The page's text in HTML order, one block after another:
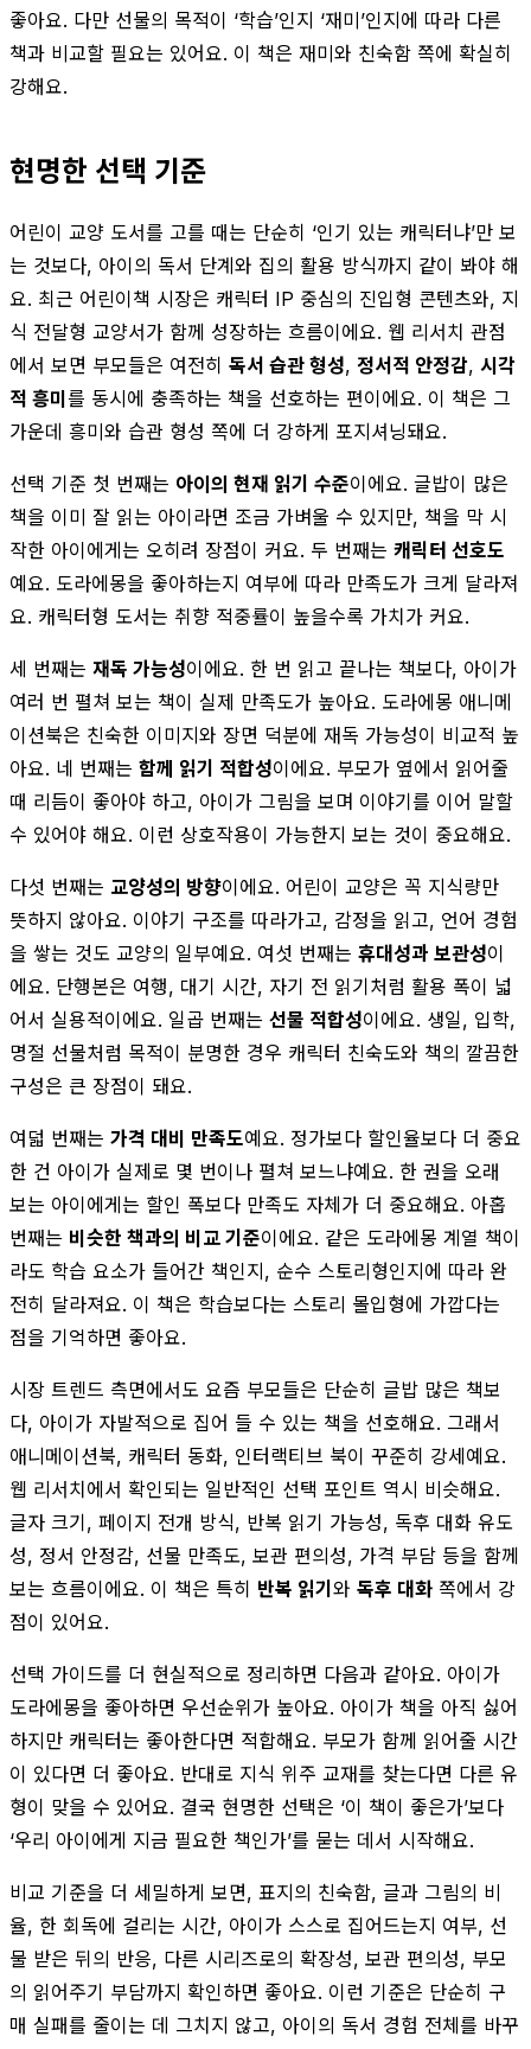
좋아요. 다만 선물의 목적이 ‘학습’인지 ‘재미’인지에 따라 다른
책과 비교할 필요는 있어요. 이 책은 재미와 친숙함 쪽에 확실히
강해요.
현명한 선택 기준
어린이 교양 도서를 고를 때는 단순히 ‘인기 있는 캐릭터냐’만 보
는 것보다, 아이의 독서 단계와 집의 활용 방식까지 같이 봐야 해
요. 최근 어린이책 시장은 캐릭터 IP 중심의 진입형 콘텐츠와, 지
식 전달형 교양서가 함께 성장하는 흐름이에요. 웹 리서치 관점
에서 보면 부모들은 여전히 독서 습관 형성, 정서적 안정감, 시각
적 흥미를 동시에 충족하는 책을 선호하는 편이에요. 이 책은 그
가운데 흥미와 습관 형성 쪽에 더 강하게 포지셔닝돼요.
선택 기준 첫 번째는 아이의 현재 읽기 수준이에요. 글밥이 많은
책을 이미 잘 읽는 아이라면 조금 가벼울 수 있지만, 책을 막 시
작한 아이에게는 오히려 장점이 커요. 두 번째는 캐릭터 선호도
예요. 도라에몽을 좋아하는지 여부에 따라 만족도가 크게 달라져
요. 캐릭터형 도서는 취향 적중률이 높을수록 가치가 커요.
세 번째는 재독 가능성이에요. 한 번 읽고 끝나는 책보다, 아이가
여러 번 펼쳐 보는 책이 실제 만족도가 높아요. 도라에몽 애니메
이션북은 친숙한 이미지와 장면 덕분에 재독 가능성이 비교적 높
아요. 네 번째는 함께 읽기 적합성이에요. 부모가 옆에서 읽어줄
때 리듬이 좋아야 하고, 아이가 그림을 보며 이야기를 이어 말할
수 있어야 해요. 이런 상호작용이 가능한지 보는 것이 중요해요.
다섯 번째는 교양성의 방향이에요. 어린이 교양은 꼭 지식량만
뜻하지 않아요. 이야기 구조를 따라가고, 감정을 읽고, 언어 경험
을 쌓는 것도 교양의 일부예요. 여섯 번째는 휴대성과 보관성이
에요. 단행본은 여행, 대기 시간, 자기 전 읽기처럼 활용 폭이 넓
어서 실용적이에요. 일곱 번째는 선물 적합성이에요. 생일, 입학,
명절 선물처럼 목적이 분명한 경우 캐릭터 친숙도와 책의 깔끔한
구성은 큰 장점이 돼요.
여덟 번째는 가격 대비 만족도예요. 정가보다 할인율보다 더 중요
한 건 아이가 실제로 몇 번이나 펼쳐 보느냐예요. 한 권을 오래
보는 아이에게는 할인 폭보다 만족도 자체가 더 중요해요. 아홉
번째는 비슷한 책과의 비교 기준이에요. 같은 도라에몽 계열 책이
라도 학습 요소가 들어간 책인지, 순수 스토리형인지에 따라 완
전히 달라져요. 이 책은 학습보다는 스토리 몰입형에 가깝다는
점을 기억하면 좋아요.
시장 트렌드 측면에서도 요즘 부모들은 단순히 글밥 많은 책보
다, 아이가 자발적으로 집어 들 수 있는 책을 선호해요. 그래서
애니메이션북, 캐릭터 동화, 인터랙티브 북이 꾸준히 강세예요.
웹 리서치에서 확인되는 일반적인 선택 포인트 역시 비슷해요.
글자 크기, 페이지 전개 방식, 반복 읽기 가능성, 독후 대화 유도
성, 정서 안정감, 선물 만족도, 보관 편의성, 가격 부담 등을 함께
보는 흐름이에요. 이 책은 특히 반복 읽기와 독후 대화 쪽에서 강
점이 있어요.
선택 가이드를 더 현실적으로 정리하면 다음과 같아요. 아이가
도라에몽을 좋아하면 우선순위가 높아요. 아이가 책을 아직 싫어
하지만 캐릭터는 좋아한다면 적합해요. 부모가 함께 읽어줄 시간
이 있다면 더 좋아요. 반대로 지식 위주 교재를 찾는다면 다른 유
형이 맞을 수 있어요. 결국 현명한 선택은 ‘이 책이 좋은가’보다
‘우리 아이에게 지금 필요한 책인가’를 묻는 데서 시작해요.
비교 기준을 더 세밀하게 보면, 표지의 친숙함, 글과 그림의 비
율, 한 회독에 걸리는 시간, 아이가 스스로 집어드는지 여부, 선
물 받은 뒤의 반응, 다른 시리즈로의 확장성, 보관 편의성, 부모
의 읽어주기 부담까지 확인하면 좋아요. 이런 기준은 단순히 구
매 실패를 줄이는 데 그치지 않고, 아이의 독서 경험 전체를 바꾸